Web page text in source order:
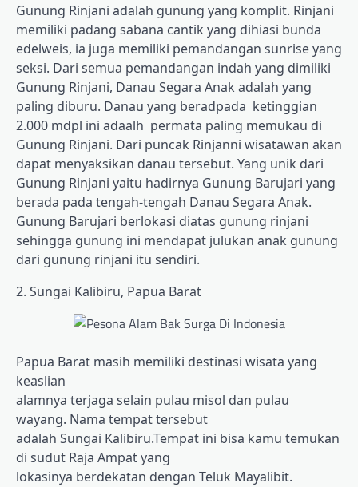
Gunung Rinjani adalah gunung yang komplit. Rinjani
memiliki padang sabana cantik yang dihiasi bunda
edelweis, ia juga memiliki pemandangan sunrise yang
seksi. Dari semua pemandangan indah yang dimiliki
Gunung Rinjani, Danau Segara Anak adalah yang
paling diburu. Danau yang beradpada ketinggian
2.000 mdpl ini adaalh permata paling memukau di
Gunung Rinjani. Dari puncak Rinjanni wisatawan akan
dapat menyaksikan danau tersebut. Yang unik dari
Gunung Rinjani yaitu hadirnya Gunung Barujari yang
berada pada tengah-tengah Danau Segara Anak.
Gunung Barujari berlokasi diatas gunung rinjani
sehingga gunung ini mendapat julukan anak gunung
dari gunung rinjani itu sendiri.
2. Sungai Kalibiru, Papua Barat
Papua Barat masih memiliki destinasi wisata yang
keaslian
alamnya terjaga selain pulau misol dan pulau
wayang. Nama tempat tersebut
adalah Sungai Kalibiru.Tempat ini bisa kamu temukan
di sudut Raja Ampat yang
lokasinya berdekatan dengan Teluk Mayalibit.